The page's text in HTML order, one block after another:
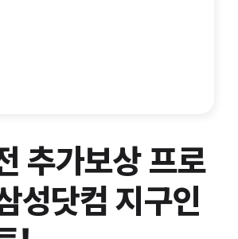
추가보상 프로
성닷컴 지구인